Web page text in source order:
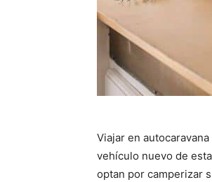
Viajar en
vehículo nuevo de
optan por camperizar